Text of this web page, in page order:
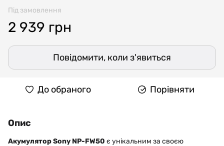
Під замовлення
2 939 грн
Повідомити, коли з'явиться
До обраного Порівняти
Опис
Акумулятор Sony NP-FW50 є унікальним за своєю